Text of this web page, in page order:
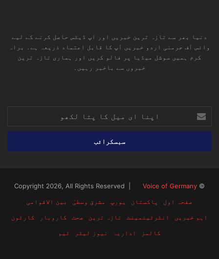
دنیا بھر سے تازہ ترین خبریں اور اپ ڈیٹس حاصل کرنے کے لیے
وائس آف جرمنی اردو خبریں آپ کا قابل اعتماد ذریعہ ہے۔ براہ
کرم ہمیں سوشل میڈیا پر فالو کریں اور ہماری تازہ ترین
خبروں سے باخبر رہیں۔
ای
میل
پتا
© Copyright 2026, All Rights Reserved |
Voice of Germany
صفحہ اول
پاکستان یورپ مشرق وسطیٰ
بین الاقوامی
اہم خبریں
انٹرٹینمینٹ تازہ ترین صحت کاروبار
کارٹون
کالمز
اداریہ نیوز لیٹر ٹیم